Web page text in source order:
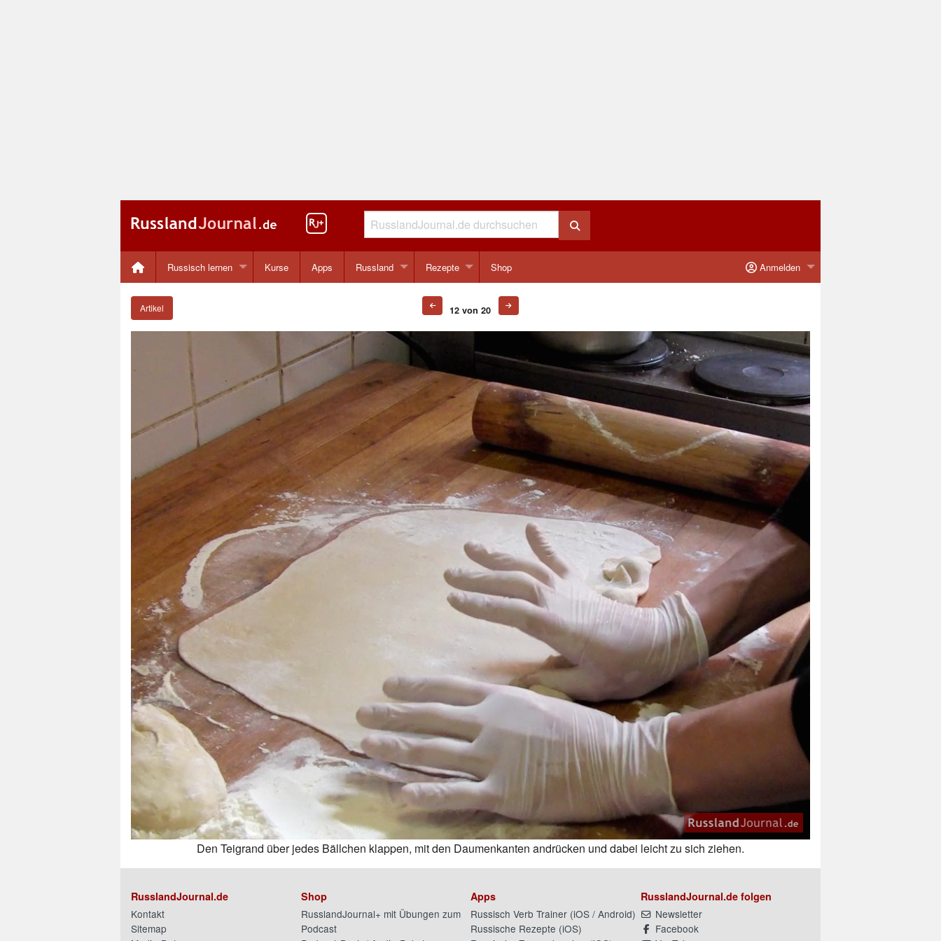
Russisch lernen Kurse Apps Russland Rezepte Shop Anmelden
Artikel 12 von 20
Den Teigrand über jedes Bällchen klappen, mit den Daumenkanten andrücken und dabei leicht zu sich ziehen.
RusslandJournal.de
Kontakt
Sitemap
Shop
RusslandJournal+ mit Übungen zum
Podcast
Apps
Russisch Verb Trainer (iOS / Android)
Russische Rezepte (iOS)
RusslandJournal.de folgen
Newsletter
Facebook